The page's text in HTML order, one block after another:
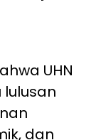
UHN
dan